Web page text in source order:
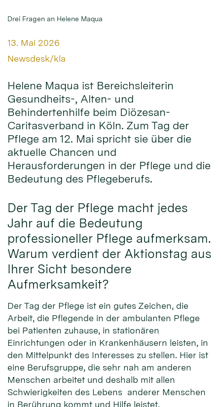
Drei Fragen an Helene Maqua
Datum:
13. Mai 2026
Von:
Newsdesk/kla
Helene Maqua ist Bereichsleiterin
Gesundheits-, Alten- und
Behindertenhilfe beim Diözesan-
Caritasverband in Köln. Zum Tag der
Pflege am 12. Mai spricht sie über die
aktuelle Chancen und
Herausforderungen in der Pflege und die
Bedeutung des Pflegeberufs.
Der Tag der Pflege macht jedes
Jahr auf die Bedeutung
professioneller Pflege aufmerksam.
Warum verdient der Aktionstag aus
Ihrer Sicht besondere
Aufmerksamkeit?
Der Tag der Pflege ist ein gutes Zeichen, die
Arbeit, die Pflegende in der ambulanten Pflege
bei Patienten zuhause, in stationären
Einrichtungen oder in Krankenhäusern leisten, in
den Mittelpunkt des Interesses zu stellen. Hier ist
eine Berufsgruppe, die sehr nah am anderen
Menschen arbeitet und deshalb mit allen
Schwierigkeiten des Lebens anderer Menschen
in Berührung kommt und Hilfe leistet.